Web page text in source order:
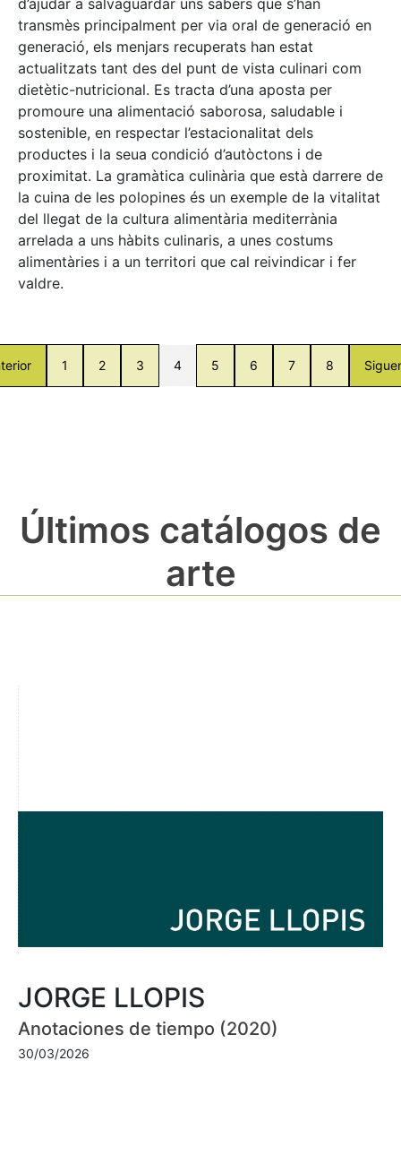
transmès principalment per via oral de generació en
generació, els menjars recuperats han estat
actualitzats tant des del punt de vista culinari com
dietètic-nutricional. Es tracta d’una aposta per
promoure una alimentació saborosa, saludable i
sostenible, en respectar l’estacionalitat dels
productes i la seua condició d’autòctons i de
proximitat. La gramàtica culinària que està darrere de
la cuina de les polopines és un exemple de la vitalitat
del llegat de la cultura alimentària mediterrània
arrelada a uns hàbits culinaris, a unes costums
alimentàries i a un territori que cal reivindicar i fer
valdre.
1 2 3 4 5 6 7 8
Últimos catálogos de
arte
JORGE LLOPIS
Anotaciones de tiempo (2020)
30/03/2026